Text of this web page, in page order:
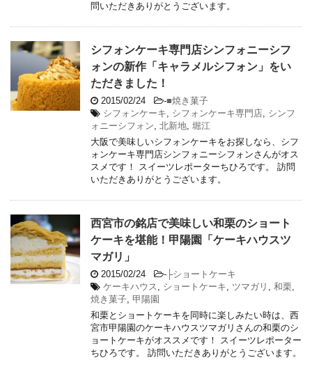
問いただきありがとうございます。
シフォンケーキ専門店シンフォニーシフ
ォンの新作「キャラメルシフォン」をい
ただきました！
2015/02/24 -■焼き菓子
シフォンケーキ, シフォンケーキ専門店, シンフ
ォニーシフォン, 北新地, 堀江
大阪で美味しいシフォンケーキをお探しなら、シフ
ォンケーキ専門店シンフォニーシフォンさんがオス
スメです！ スイーツレポーターちひろです。 訪問
いただきありがとうございます。
西宮市の銘店で美味しい和栗のショート
ケーキを堪能！甲陽園「ケーキハウスツ
マガリ」
2015/02/24 - ├ショートケーキ
ケーキハウス , ショートケーキ, ツマガリ , 和栗,
焼き菓子, 甲陽園
和栗とショートケーキを同時に楽しみたい時は、西
宮市甲陽園のケーキハウスツマガリさんの和栗のシ
ョートケーキがオススメです！ スイーツレポーター
ちひろです。 訪問いただきありがとうございます。